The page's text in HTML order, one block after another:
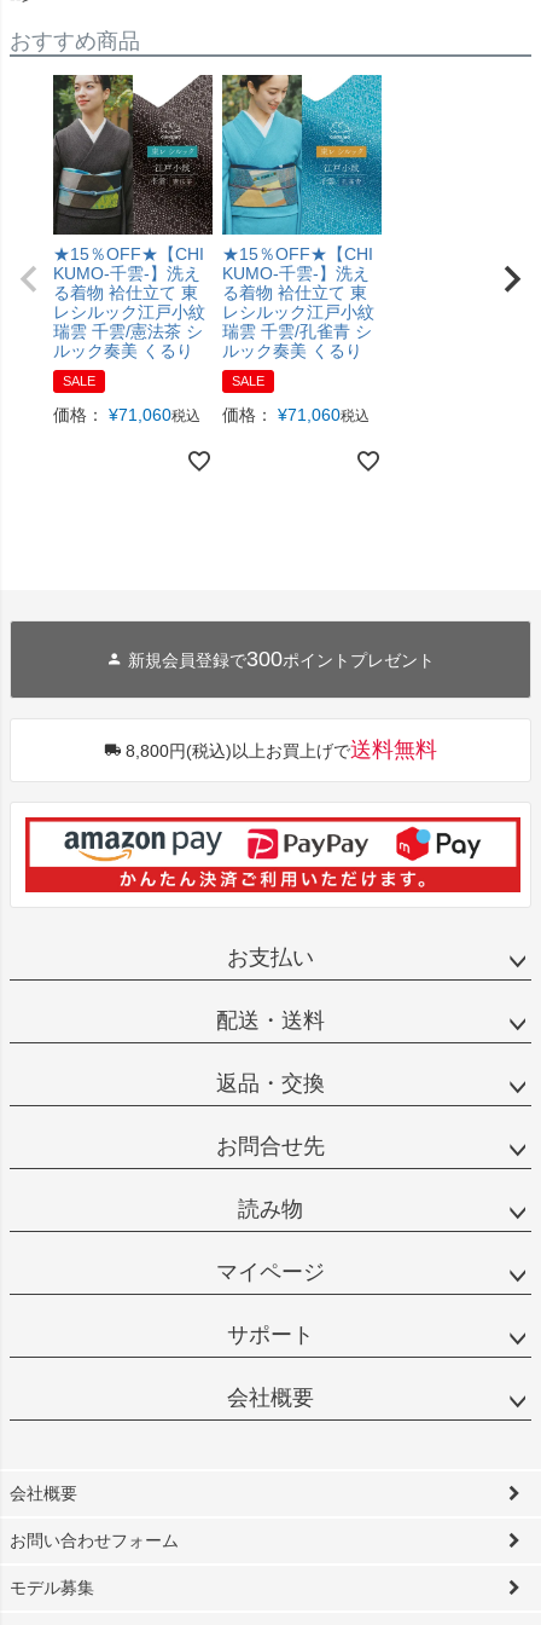
おすすめ商品
★15％OFF★【CHI
KUMO-千雲-】洗え
る着物 袷仕立て 東
レシルック江戸小紋
瑞雲 千雲/憲法茶 シ
ルック奏美 くるり
SALE
価格： ¥71,060税込
★15％OFF★【CHI
KUMO-千雲-】洗え
る着物 袷仕立て 東
レシルック江戸小紋
瑞雲 千雲/孔雀青 シ
ルック奏美 くるり
SALE
価格： ¥71,060税込
新規会員登録で300ポイントプレゼント
8,800円(税込)以上お買上げで送料無料
お支払い
配送・送料
返品・交換
お問合せ先
読み物
マイページ
サポート
会社概要
会社概要
お問い合わせフォーム
モデル募集